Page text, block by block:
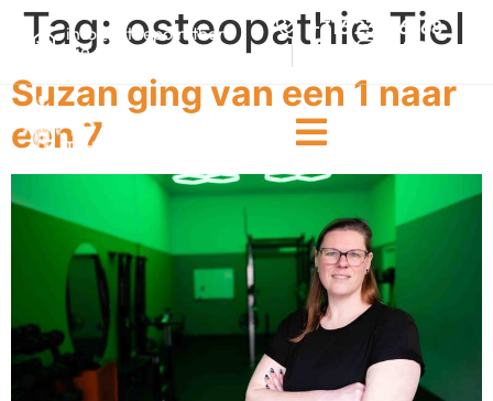
info@tothepointthera
pie.nl
+316 23926668
Tag: osteopathie Tiel
Suzan ging van een 1 naar
een 7